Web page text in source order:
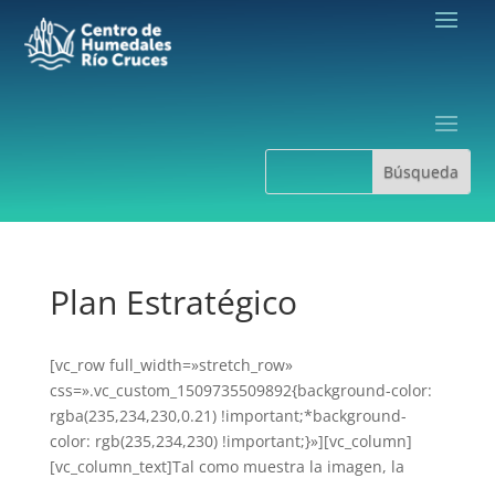
Plan Estratégico
[vc_row full_width=»stretch_row»
css=».vc_custom_1509735509892{background-color:
rgba(235,234,230,0.21) !important;*background-
color: rgb(235,234,230) !important;}»][vc_column]
[vc_column_text]Tal como muestra la imagen, la